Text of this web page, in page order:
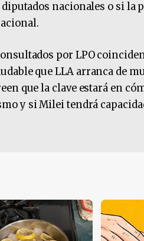
nacionales o si la
por LPO
que LLA arranca de
que la clave estará en
y si Milei tendrá